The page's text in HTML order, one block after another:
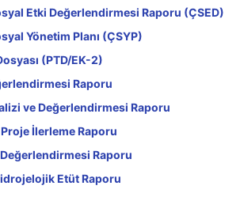
Etki Değerlendirmesi Raporu (ÇSED)
Yönetim Planı (ÇSYP)
(PTD/EK-2)
Raporu
ve Değerlendirmesi Raporu
İlerleme Raporu
Raporu
Etüt Raporu